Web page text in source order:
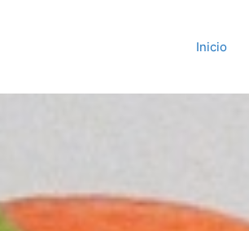
Inicio